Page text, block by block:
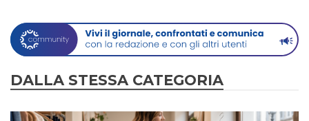
DALLA STESSA CATEGORIA